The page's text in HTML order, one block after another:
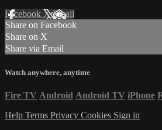
Facebook XEmail
Share on Facebook
Share on X
Share via Email
Watch anywhere, anytime
Fire TV Android Android TV iPhone
Help Terms Privacy Cookies Sign in